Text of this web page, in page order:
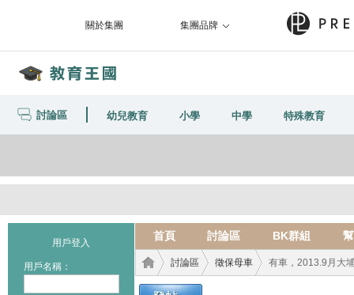
關於集團 集團品牌
討論區 幼兒教育 小學 中學 特殊教育
用戶登入
用戶名稱：
首頁 討論區 BK群組
討論區 徵保母車 有車，2013.9月大